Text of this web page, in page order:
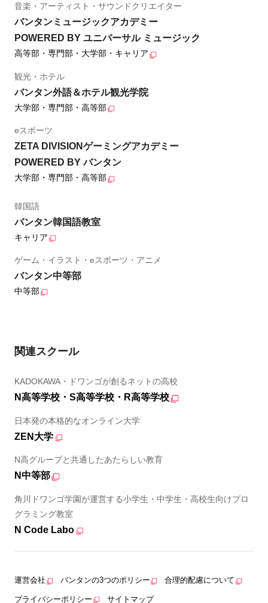
音楽・アーティスト・サウンドクリエイター
バンタンミュージックアカデミー
POWERED BY ユニバーサル ミュージック
高等部・専門部・大学部・キャリア
観光・ホテル
バンタン外語＆ホテル観光学院
大学部・専門部・高等部
eスポーツ
ZETA DIVISIONゲーミングアカデミー
POWERED BY バンタン
大学部・専門部・高等部
韓国語
バンタン韓国語教室
キャリア
ゲーム・イラスト・eスポーツ・アニメ
バンタン中等部
中等部
関連スクール
KADOKAWA・ドワンゴが創るネットの高校
N高等学校・S高等学校・R高等学校
日本発の本格的なオンライン大学
ZEN大学
N高グループと共通したあたらしい教育
N中等部
角川ドワンゴ学園が運営する小学生・中学生・高校生向けプロ
グラミング教室
N Code Labo
運営会社 バンタンの3つのポリシー 合理的配慮について
プライバシーポリシー サイトマップ